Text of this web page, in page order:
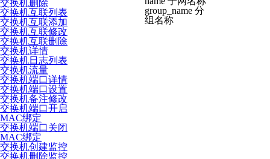
交换机删除
交换机互联列表
交换机互联添加
交换机互联修改
交换机互联删除
交换机详情
交换机日志列表
交换机流量
交换机端口详情
交换机端口设置
交换机备注修改
交换机端口开启
MAC绑定
交换机端口关闭
MAC绑定
交换机创建监控
交换机删除监控
group_name 分
组名称